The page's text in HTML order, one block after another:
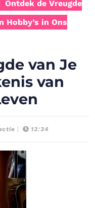
Ontdek de Vreugde
Hobby’s in Ons
van Je
van
13:34